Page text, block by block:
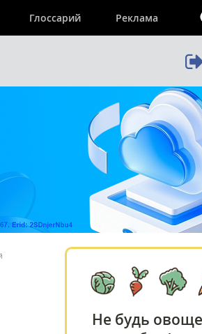
Глоссарий Реклама
Не будь